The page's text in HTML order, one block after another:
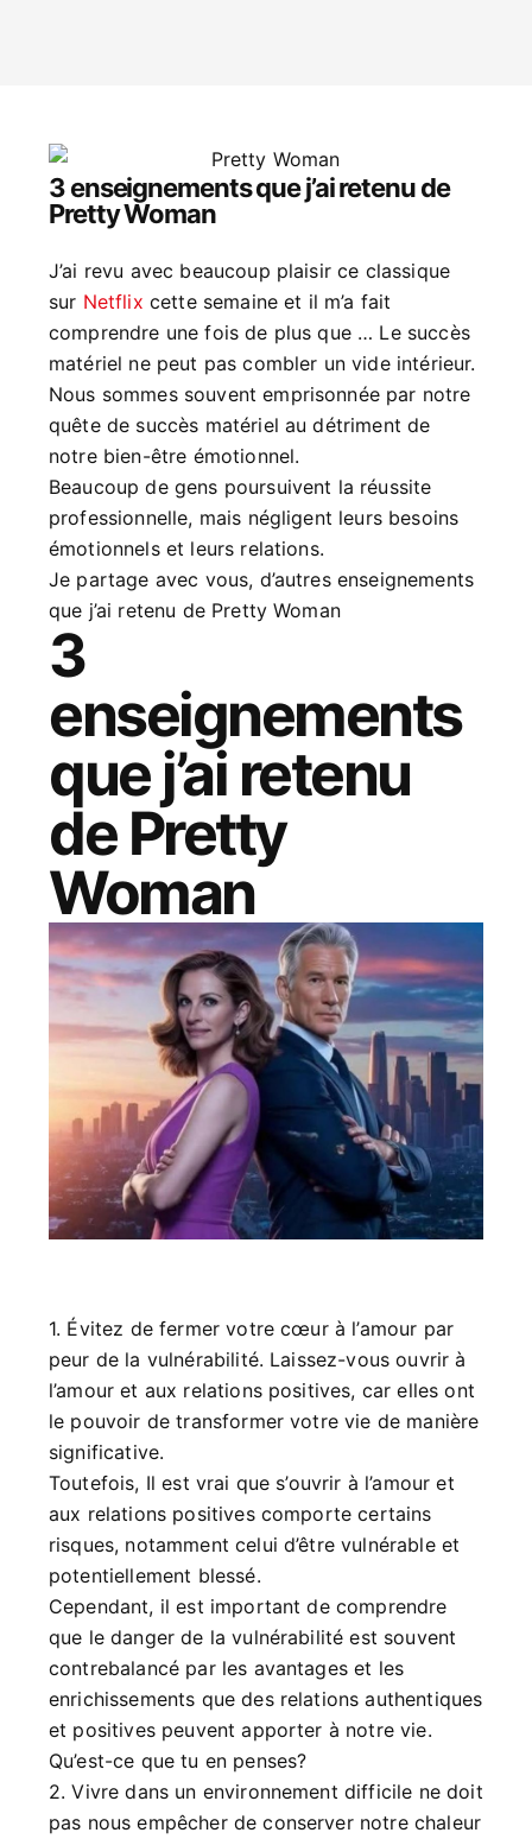
3 enseignements que j’ai retenu de
Pretty Woman
J’ai revu avec beaucoup plaisir ce classique
sur Netflix cette semaine et il m’a fait
comprendre une fois de plus que … Le succès
matériel ne peut pas combler un vide intérieur.
Nous sommes souvent emprisonnée par notre
quête de succès matériel au détriment de
notre bien-être émotionnel.
Beaucoup de gens poursuivent la réussite
professionnelle, mais négligent leurs besoins
émotionnels et leurs relations.
Je partage avec vous, d’autres enseignements
que j’ai retenu de Pretty Woman
3
enseignements
que j’ai retenu
de Pretty
Woman
1. Évitez de fermer votre cœur à l’amour par
peur de la vulnérabilité. Laissez-vous ouvrir à
l’amour et aux relations positives, car elles ont
le pouvoir de transformer votre vie de manière
significative.
Toutefois, Il est vrai que s’ouvrir à l’amour et
aux relations positives comporte certains
risques, notamment celui d’être vulnérable et
potentiellement blessé.
Cependant, il est important de comprendre
que le danger de la vulnérabilité est souvent
contrebalancé par les avantages et les
enrichissements que des relations authentiques
et positives peuvent apporter à notre vie.
Qu’est-ce que tu en penses?
2. Vivre dans un environnement difficile ne doit
pas nous empêcher de conserver notre chaleur